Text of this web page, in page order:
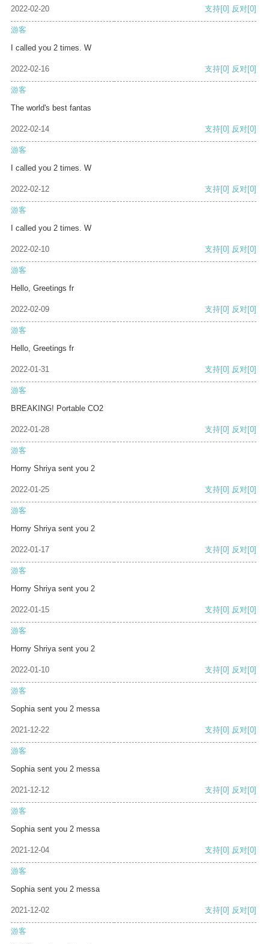
2022-02-20 支持[0] 反对[0]
游客
I called you 2 times. W
2022-02-16 支持[0] 反对[0]
游客
The world's best fantas
2022-02-14 支持[0] 反对[0]
游客
I called you 2 times. W
2022-02-12 支持[0] 反对[0]
游客
I called you 2 times. W
2022-02-10 支持[0] 反对[0]
游客
Hello, Greetings fr
2022-02-09 支持[0] 反对[0]
游客
Hello, Greetings fr
2022-01-31 支持[0] 反对[0]
游客
BREAKING! Portable CO2
2022-01-28 支持[0] 反对[0]
游客
Horny Shriya sent you 2
2022-01-25 支持[0] 反对[0]
游客
Horny Shriya sent you 2
2022-01-17 支持[0] 反对[0]
游客
Horny Shriya sent you 2
2022-01-15 支持[0] 反对[0]
游客
Horny Shriya sent you 2
2022-01-10 支持[0] 反对[0]
游客
Sophia sent you 2 messa
2021-12-22 支持[0] 反对[0]
游客
Sophia sent you 2 messa
2021-12-12 支持[0] 反对[0]
游客
Sophia sent you 2 messa
2021-12-04 支持[0] 反对[0]
游客
Sophia sent you 2 messa
2021-12-02 支持[0] 反对[0]
游客